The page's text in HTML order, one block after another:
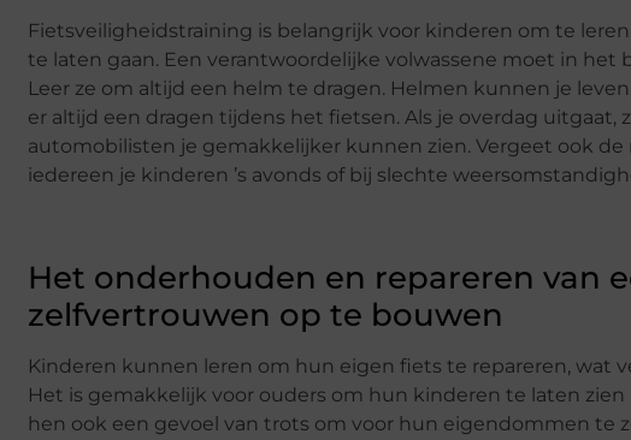
Fietsveiligheidstraining is belangrijk voor kinderen om te
te laten gaan. Een verantwoordelijke volwassene moet in
Leer ze om altijd een helm te dragen. Helmen kunnen je
er altijd een dragen tijdens het fietsen. Als je overdag uitgaat,
automobilisten je gemakkelijker kunnen zien. Vergeet ook
iedereen je kinderen ’s avonds of bij slechte
Het onderhouden en repareren van
zelfvertrouwen op te bouwen
Kinderen kunnen leren om hun eigen fiets te repareren,
Het is gemakkelijk voor ouders om hun kinderen te laten
hen ook een gevoel van trots om voor hun eigendommen te